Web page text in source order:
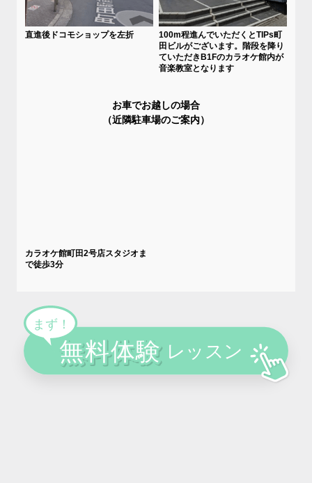
直進後ドコモショップを左折
100m程進んでいただくとTIPs町
田ビルがございます。階段を降り
ていただきB1Fのカラオケ館内が
音楽教室となります
お車でお越しの場合
（近隣駐車場のご案内）
カラオケ館町田2号店スタジオま
で徒歩3分